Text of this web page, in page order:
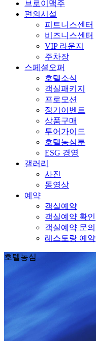
브로이맥주
편의시설
피트니스센터
비즈니스센터
VIP 라운지
주차장
스페셜오퍼
호텔소식
객실패키지
프로모션
정기이벤트
상품구매
투어가이드
호텔농심툰
ESG 경영
갤러리
사진
동영상
예약
객실예약
객실예약 확인
객실예약 문의
레스토랑 예약
호텔농심